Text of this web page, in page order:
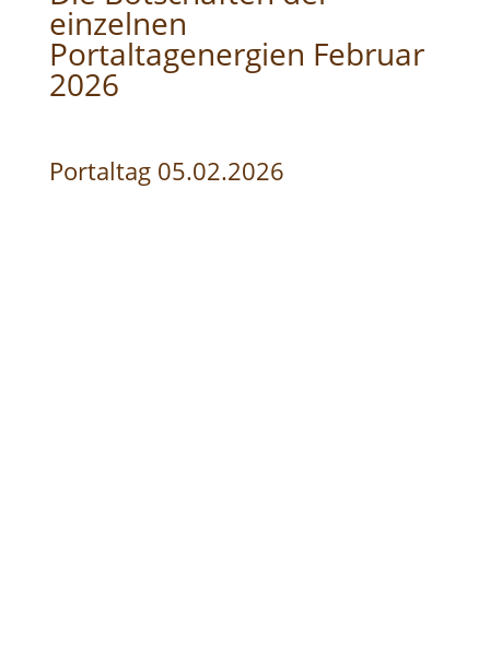
einzelnen
Portaltagenergien Februar
2026
Portaltag 05.02.2026